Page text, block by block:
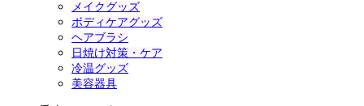
メイクグッズ
ボディケアグッズ
ヘアブラシ
日焼け対策・ケア
冷温グッズ
美容器具